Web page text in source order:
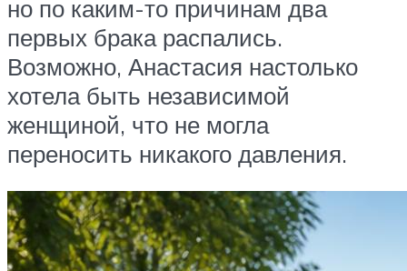
но по каким-то причинам два
первых брака распались.
Возможно, Анастасия настолько
хотела быть независимой
женщиной, что не могла
переносить никакого давления.